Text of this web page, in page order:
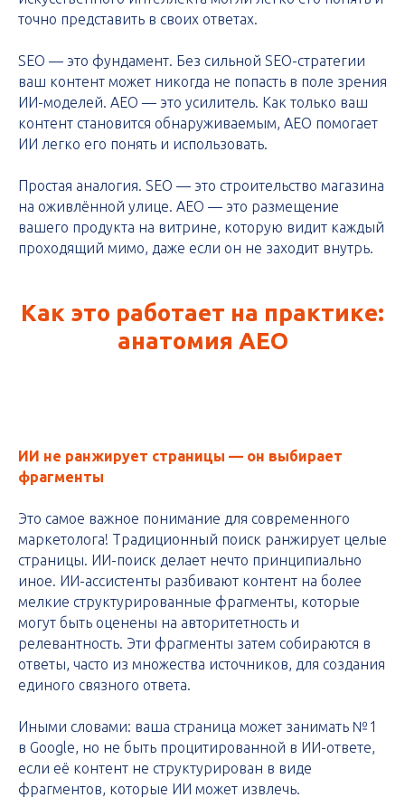
точно представить в своих ответах.
SEO — это фундамент. Без сильной SEO-стратегии
ваш контент может никогда не попасть в поле зрения
ИИ-моделей. AEO — это усилитель. Как только ваш
контент становится обнаруживаемым, AEO помогает
ИИ легко его понять и использовать.
Простая аналогия. SEO — это строительство магазина
на оживлённой улице. AEO — это размещение
вашего продукта на витрине, которую видит каждый
проходящий мимо, даже если он не заходит внутрь.
Как это работает на практике:
анатомия AEO
ИИ не ранжирует страницы — он выбирает
фрагменты
Это самое важное понимание для современного
маркетолога! Традиционный поиск ранжирует целые
страницы. ИИ-поиск делает нечто принципиально
иное. ИИ-ассистенты разбивают контент на более
мелкие структурированные фрагменты, которые
могут быть оценены на авторитетность и
релевантность. Эти фрагменты затем собираются в
ответы, часто из множества источников, для создания
единого связного ответа.
Иными словами: ваша страница может занимать №1
в Google, но не быть процитированной в ИИ-ответе,
если её контент не структурирован в виде
фрагментов, которые ИИ может извлечь.